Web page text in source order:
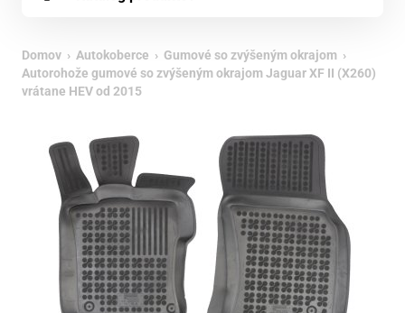
Domov › Autokoberce › Gumové so zvýšeným okrajom ›
Autorohože gumové so zvýšeným okrajom Jaguar XF II (X260)
vrátane HEV od 2015